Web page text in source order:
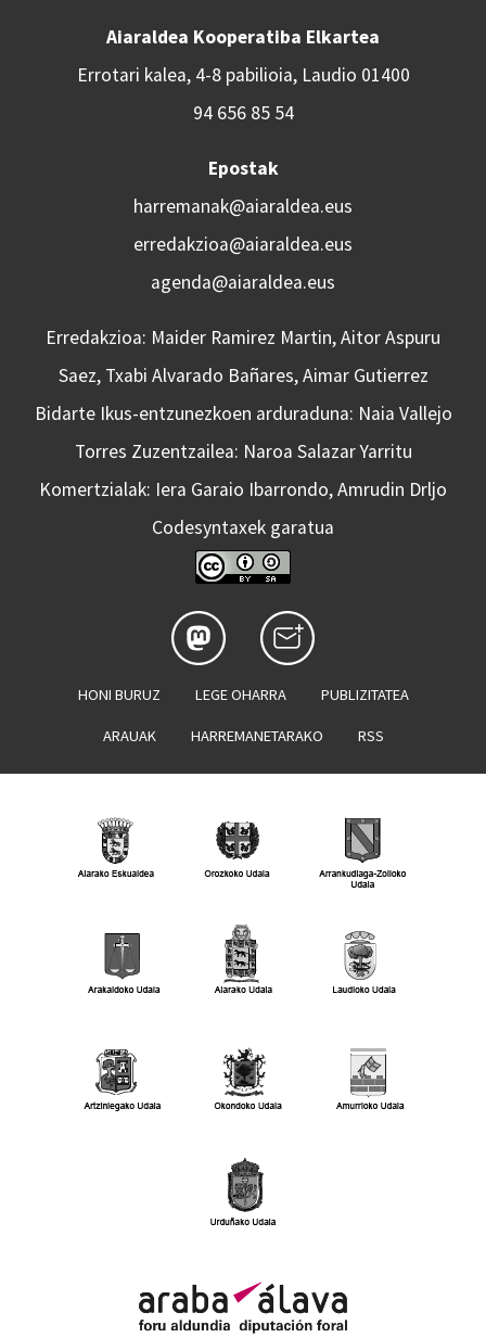
Aiaraldea Kooperatiba Elkartea
Errotari kalea, 4-8 pabilioia, Laudio 01400
94 656 85 54
Epostak
harremanak@aiaraldea.eus
erredakzioa@aiaraldea.eus
agenda@aiaraldea.eus
Erredakzioa: Maider Ramirez Martin, Aitor Aspuru
Saez, Txabi Alvarado Bañares, Aimar Gutierrez
Bidarte Ikus-entzunezkoen arduraduna: Naia Vallejo
Torres Zuzentzailea: Naroa Salazar Yarritu
Komertzialak: Iera Garaio Ibarrondo, Amrudin Drljo
Codesyntaxek garatua
HONI BURUZ LEGE OHARRA PUBLIZITATEA
ARAUAK HARREMANETARAKO RSS